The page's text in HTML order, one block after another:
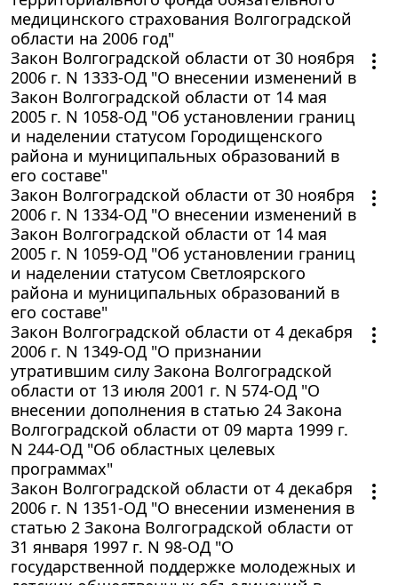
медицинского страхования Волгоградской
области на 2006 год"
Закон Волгоградской области от 30 ноября
2006 г. N 1333-ОД "О внесении изменений в
Закон Волгоградской области от 14 мая
2005 г. N 1058-ОД "Об установлении границ
и наделении статусом Городищенского
района и муниципальных образований в
его составе"
Закон Волгоградской области от 30 ноября
2006 г. N 1334-ОД "О внесении изменений в
Закон Волгоградской области от 14 мая
2005 г. N 1059-ОД "Об установлении границ
и наделении статусом Светлоярского
района и муниципальных образований в
его составе"
Закон Волгоградской области от 4 декабря
2006 г. N 1349-ОД "О признании
утратившим силу Закона Волгоградской
области от 13 июля 2001 г. N 574-ОД "О
внесении дополнения в статью 24 Закона
Волгоградской области от 09 марта 1999 г.
N 244-ОД "Об областных целевых
программах"
Закон Волгоградской области от 4 декабря
2006 г. N 1351-ОД "О внесении изменения в
статью 2 Закона Волгоградской области от
31 января 1997 г. N 98-ОД "О
государственной поддержке молодежных и